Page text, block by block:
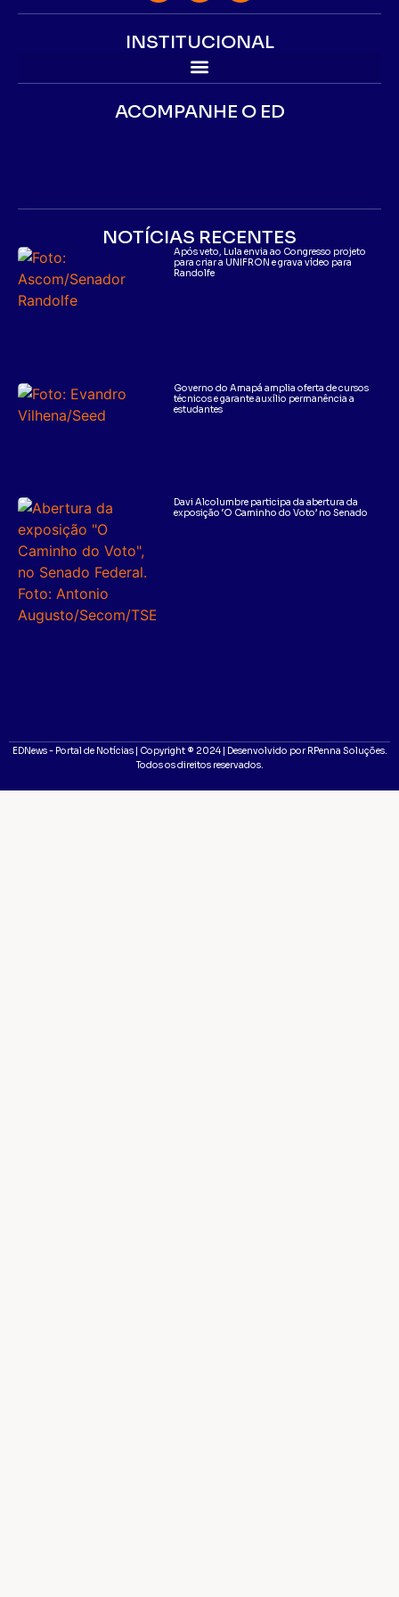
INSTITUCIONAL
ACOMPANHE O ED
NOTÍCIAS RECENTES
Após veto, Lula envia ao Congresso projeto
para criar a UNIFRON e grava vídeo para
Randolfe
Governo do Amapá amplia oferta de cursos
técnicos e garante auxílio permanência a
estudantes
Davi Alcolumbre participa da abertura da
exposição ‘O Caminho do Voto’ no Senado
EDNews - Portal de Notícias | Copyright ® 2024 | Desenvolvido por RPenna Soluções.
Todos os direitos reservados.